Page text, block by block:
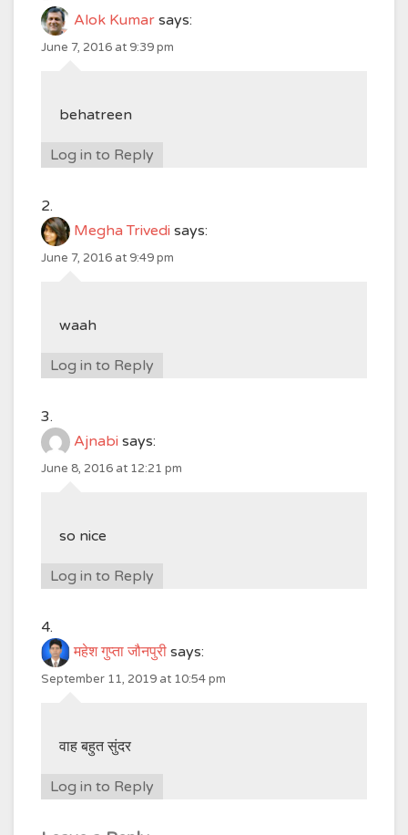
Alok Kumar says:
June 7, 2016 at 9:39 pm
behatreen
Log in to Reply
Megha Trivedi says:
June 7, 2016 at 9:49 pm
waah
Log in to Reply
Ajnabi says:
June 8, 2016 at 12:21 pm
so nice
Log in to Reply
महेश गुप्ता जौनपुरी says:
September 11, 2019 at 10:54 pm
वाह बहुत सुंदर
Log in to Reply